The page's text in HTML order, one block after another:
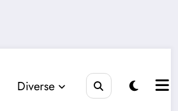
Diverse